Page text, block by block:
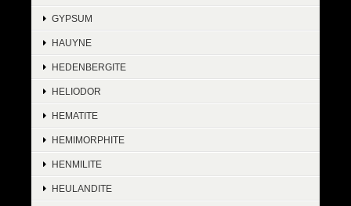
GYPSUM
HAUYNE
HEDENBERGITE
HELIODOR
HEMATITE
HEMIMORPHITE
HENMILITE
HEULANDITE